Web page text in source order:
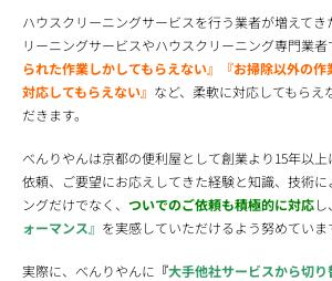
ハウスクリーニングサービスを行う業者が増えて
リーニングサービスやハウスクリーニング専門業者
られた作業しかしてもらえない』『お掃除以外の作
対応してもらえない』 など、柔軟に対応してもらえ
だきます。
べんりやんは京都の便利屋として創業より15年以
依頼、ご要望にお応えしてきた経験と知識、技術に
ングだけでなく、 ついでのご依頼も積極的に対応し、
ォーマンス』 を実感していただけるよう努めていま
実際に、べんりやんに 『大手他社サービスから切り